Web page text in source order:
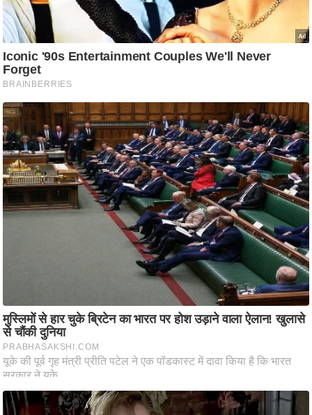
भ
ए
म
.
आ
र
.
आ
ई
.
चा
य
क्षा
ध
र्म
ज्यो
ष